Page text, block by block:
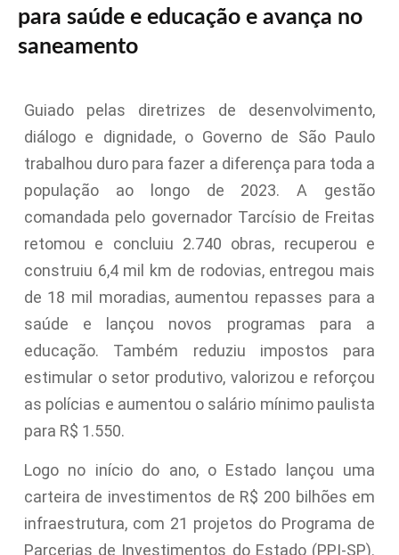
para saúde e educação e avança no
saneamento
Guiado pelas diretrizes de desenvolvimento,
diálogo e dignidade, o Governo de São Paulo
trabalhou duro para fazer a diferença para toda a
população ao longo de 2023. A gestão
comandada pelo governador Tarcísio de Freitas
retomou e concluiu 2.740 obras, recuperou e
construiu 6,4 mil km de rodovias, entregou mais
de 18 mil moradias, aumentou repasses para a
saúde e lançou novos programas para a
educação. Também reduziu impostos para
estimular o setor produtivo, valorizou e reforçou
as polícias e aumentou o salário mínimo paulista
para R$ 1.550.
Logo no início do ano, o Estado lançou uma
carteira de investimentos de R$ 200 bilhões em
infraestrutura, com 21 projetos do Programa de
Parcerias de Investimentos do Estado (PPI-SP).